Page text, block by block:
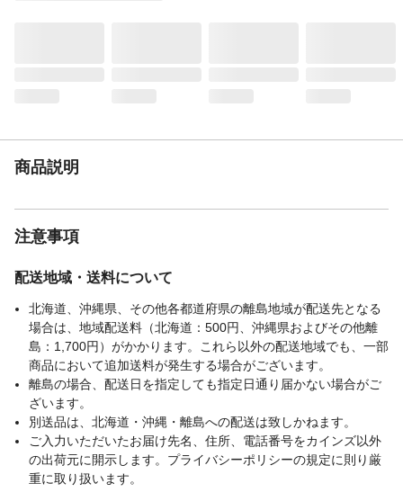
けたままの放置は絶対にしないで下さい。
ないで下さい。ボディー以外には使用しな
いで下さい。
生産国
台湾
重量
850g
塗装塗色
商品説明
注意事項
配送地域・送料について
北海道、沖縄県、その他各都道府県の離島地域が配送先となる
場合は、地域配送料（北海道：500円、沖縄県およびその他離
島：1,700円）がかかります。これら以外の配送地域でも、一部
商品において追加送料が発生する場合がございます。
離島の場合、配送日を指定しても指定日通り届かない場合がご
ざいます。
別送品は、北海道・沖縄・離島への配送は致しかねます。
ご入力いただいたお届け先名、住所、電話番号をカインズ以外
の出荷元に開示します。プライバシーポリシーの規定に則り厳
重に取り扱います。